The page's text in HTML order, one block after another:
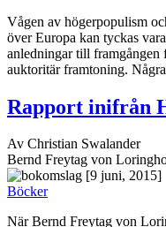
Vågen av högerpopulism
över Europa kan tyckas
anledningar till framgången
auktoritär framtoning.
Rapport inifrån
Av Christian Swalander
Bernd Freytag von
[9 juni, 2015]
Böcker
När Bernd Freytag von